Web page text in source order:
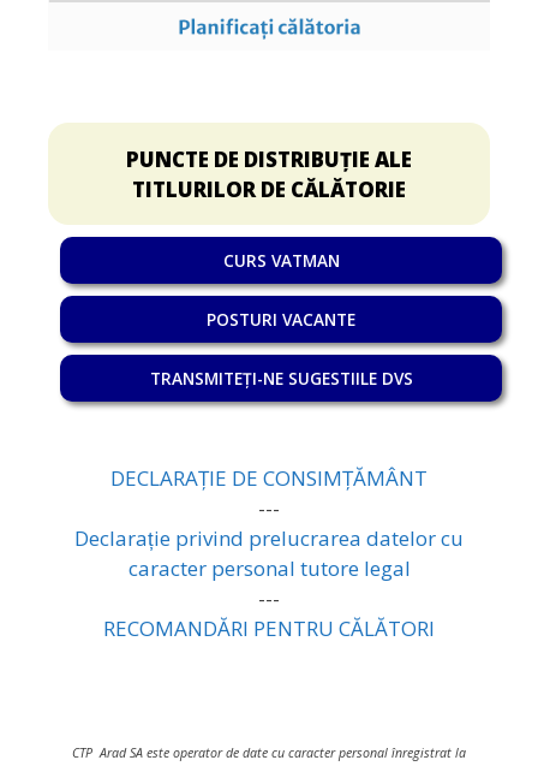
PUNCTE DE DISTRIBUȚIE ALE
TITLURILOR DE CĂLĂTORIE
CURS VATMAN
POSTURI VACANTE
TRANSMITEȚI-NE SUGESTIILE DVS
DECLARAȚIE DE CONSIMȚĂMÂNT
---
Declarație privind prelucrarea datelor cu
caracter personal tutore legal
---
RECOMANDĂRI PENTRU CĂLĂTORI
CTP Arad SA este operator de date cu caracter personal înregistrat la